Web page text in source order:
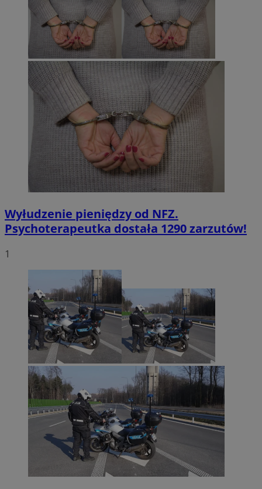
Wyłudzenie pieniędzy od NFZ.
Psychoterapeutka dostała 1290 zarzutów!
1